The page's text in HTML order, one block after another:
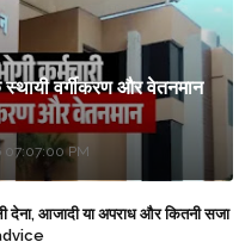
वर्गीकरण और वेतनमान
PM
देना, आजादी या अपराध और कितनी सजा